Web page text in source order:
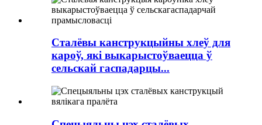
Сталёвы канструкцыйны хлеў для
кароў, які выкарыстоўваецца ў
сельскай гаспадарцы...